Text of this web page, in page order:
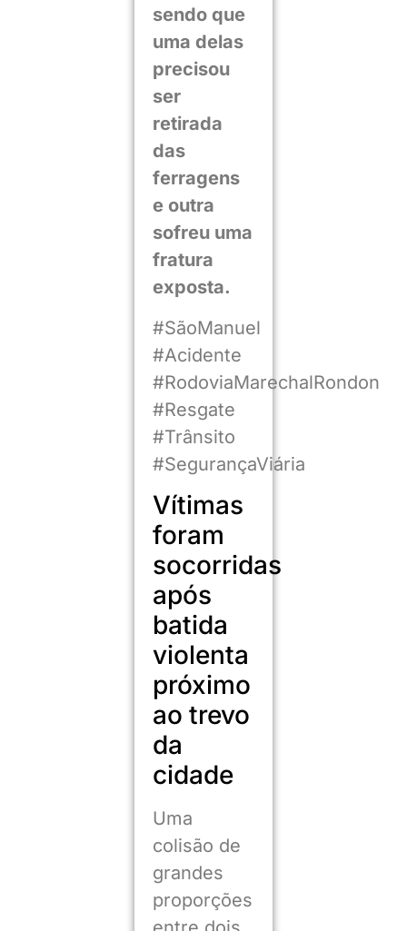
sendo que
uma delas
precisou
ser
retirada
das
ferragens
e outra
sofreu uma
fratura
exposta.
#SãoManuel
#Acidente
#RodoviaMarechalRondon
#Resgate
#Trânsito
#SegurançaViária
Vítimas
foram
socorridas
após
batida
violenta
próximo
ao trevo
da
cidade
Uma
colisão de
grandes
proporções